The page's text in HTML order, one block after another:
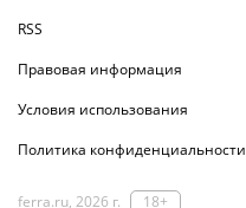
RSS
Правовая информация
Условия использования
Политика конфиденциальности
ferra.ru, 2026 г. 18+